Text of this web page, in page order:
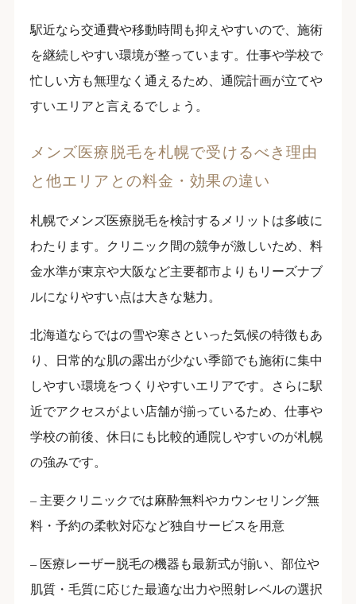
駅近なら交通費や移動時間も抑えやすいので、施術
を継続しやすい環境が整っています。仕事や学校で
忙しい方も無理なく通えるため、通院計画が立てや
すいエリアと言えるでしょう。
メンズ医療脱毛を札幌で受けるべき理由
と他エリアとの料金・効果の違い
札幌でメンズ医療脱毛を検討するメリットは多岐に
わたります。クリニック間の競争が激しいため、料
金水準が東京や大阪など主要都市よりもリーズナブ
ルになりやすい点は大きな魅力。
北海道ならではの雪や寒さといった気候の特徴もあ
り、日常的な肌の露出が少ない季節でも施術に集中
しやすい環境をつくりやすいエリアです。さらに駅
近でアクセスがよい店舗が揃っているため、仕事や
学校の前後、休日にも比較的通院しやすいのが札幌
の強みです。
– 主要クリニックでは麻酔無料やカウンセリング無
料・予約の柔軟対応など独自サービスを用意
– 医療レーザー脱毛の機器も最新式が揃い、部位や
肌質・毛質に応じた最適な出力や照射レベルの選択